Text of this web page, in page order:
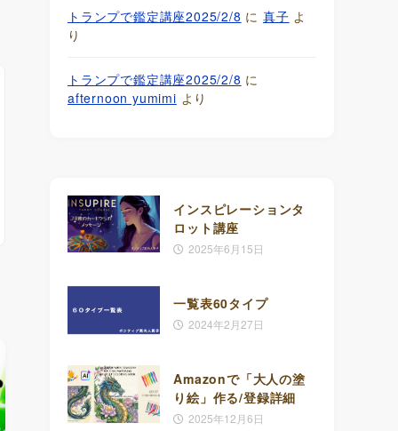
トランプで鑑定講座2025/2/8 に真子 よ
り
トランプで鑑定講座2025/2/8 に
afternoon yumimi より
インスピレーションタ
ロット講座
2025年6月15日
一覧表60タイプ
2024年2月27日
Amazonで「大人の塗
り絵」作る/登録詳細
2025年12月6日